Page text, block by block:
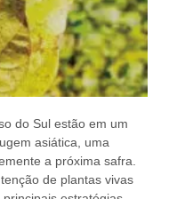
do Sul estão em um
asiática, uma
a próxima safra.
de plantas vivas